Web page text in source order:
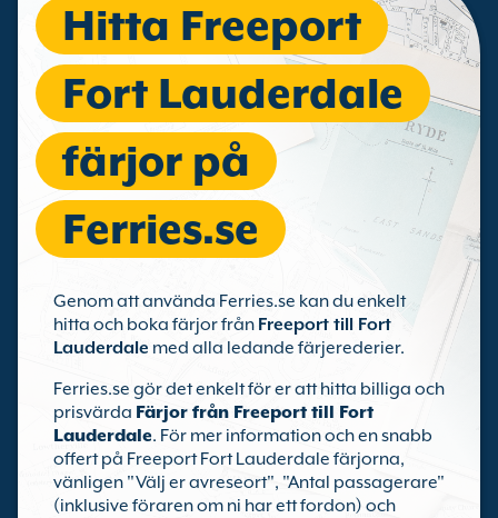
Hitta Freeport
Fort Lauderdale
färjor på
Ferries.se
Genom att använda Ferries.se kan du enkelt
hitta och boka färjor från Freeport till Fort
Lauderdale med alla ledande färjerederier.
Ferries.se gör det enkelt för er att hitta billiga och
prisvärda Färjor från Freeport till Fort
Lauderdale. För mer information och en snabb
offert på Freeport Fort Lauderdale färjorna,
vänligen "Välj er avreseort", "Antal passagerare"
(inklusive föraren om ni har ett fordon) och